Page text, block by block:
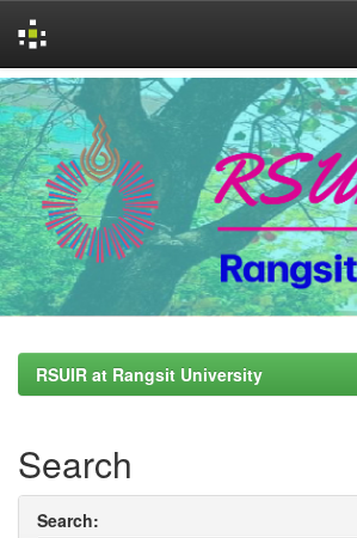
Skip
navigation
RSUIR at Rangsit University
Search
Search: